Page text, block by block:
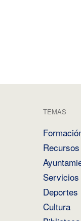
TEMAS
Deportes
Cultura